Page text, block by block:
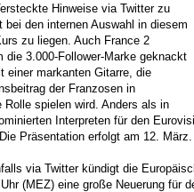
Hinweise via Twitter zu
bei den internen Auswahl in diesem
zu liegen. Auch France 2
die 3.000-Follower-Marke geknackt
einer markanten Gitarre, die
der Franzosen in
spielen wird. Anders als in
Interpreten für den
Präsentation erfolgt am 12. März.
via Twitter kündigt die
(MEZ) eine große Neuerung für